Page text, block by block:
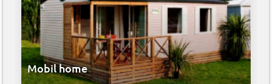
Mobil home